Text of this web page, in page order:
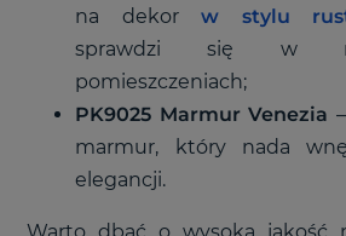
na dekorw stylu
sprawdzi się w
pomieszczeniach;
PK9025 Marmur Venezia
marmur, który nada
elegancji.